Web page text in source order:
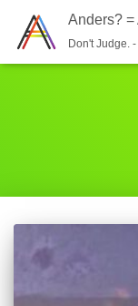
Anders? =
Don't Judge.